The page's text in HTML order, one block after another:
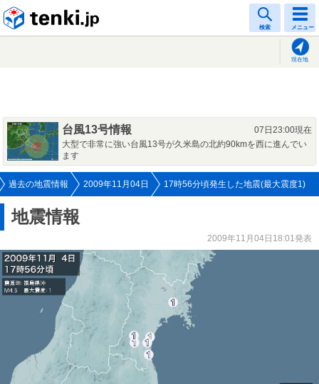
検索 メニュー
現在地
台風13号情報
07日23:00現在
大型で非常に強い台風13号が久米島の北約90kmを西に進んでい
ます
過去の地震情報 2009年11月04日 17時56分頃発生した地震(最大震度1)
地震情報
2009年11月04日18:01発表